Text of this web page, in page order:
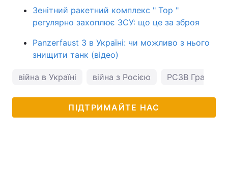
Зенітний ракетний комплекс " Тор "
регулярно захоплює ЗСУ: що це за зброя
Panzerfaust 3 в Україні: чи можливо з нього
знищити танк (відео)
війна в Україні війна з Росією РСЗВ Град
ПІДТРИМАЙТЕ НАС